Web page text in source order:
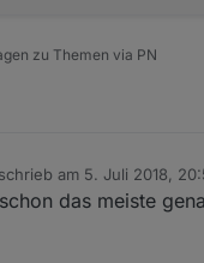
zu Themen via PN
schrieb am 5. Juli 2018,
editiert von
das meiste